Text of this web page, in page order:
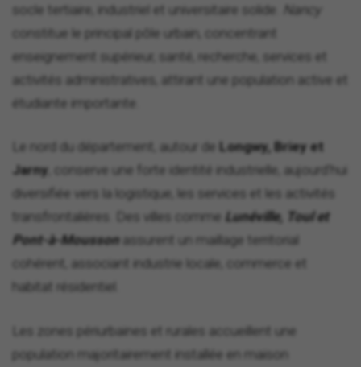
socle tertiaire, industriel et universitaire solide.
Nancy
constitue le principal pôle urbain, concentrant
enseignement supérieur, santé, recherche, services et
activités administratives, attirant une population active et
étudiante importante.
Le nord du département, autour de Longwy, Briey et
Jarny , conserve une forte identité industrielle, aujourd'hui
diversifiée vers la logistique, les services et les activités
transfrontalières. Des villes comme Lunéville, Toul et
Pont-à-Moussonassurent un maillage territorial
cohérent, associant industrie locale, commerce et
habitat résidentiel.
Les zones périurbaines et rurales accueillent une
population majoritairement installée en maison